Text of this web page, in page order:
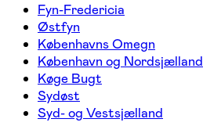
Fyn-Fredericia
Østfyn
Københavns Omegn
København og Nordsjælland
Køge Bugt
Sydøst
Syd- og Vestsjælland